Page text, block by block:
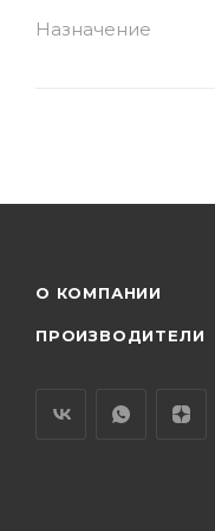
Назначение
О КОМПАНИИ
ПРОИЗВОДИТЕЛИ